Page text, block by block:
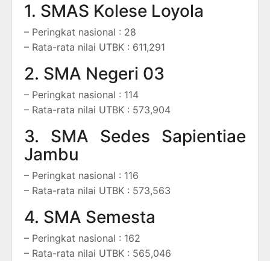
1. SMAS Kolese Loyola
– Peringkat nasional : 28
– Rata-rata nilai UTBK : 611,291
2. SMA Negeri 03
– Peringkat nasional : 114
– Rata-rata nilai UTBK : 573,904
3. SMA Sedes Sapientiae
Jambu
– Peringkat nasional : 116
– Rata-rata nilai UTBK : 573,563
4. SMA Semesta
– Peringkat nasional : 162
– Rata-rata nilai UTBK : 565,046